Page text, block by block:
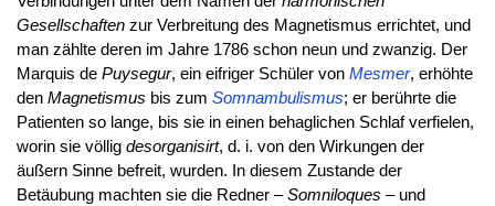
Gesellschaftenzur Verbreitung des Magnetismus errichtet, und
man zählte deren im Jahre 1786 schon neun und zwanzig. Der
Marquis dePuysegur, ein eifriger Schüler von Mesmer, erhöhte
den Magnetismus bis zum Somnambulismus; er berührte die
Patienten so lange, bis sie in einen behaglichen Schlaf verfielen,
worin sie völlig desorganisirt, d. i. von den Wirkungen der
äußern Sinne befreit, wurden. In diesem Zustande der
Betäubung machten sie die Redner –Somniloques – und